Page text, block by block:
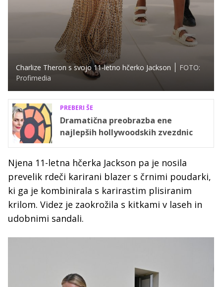
Charlize Theron s svojo 11-letno hčerko Jackson
FOTO:
Profimedia
PREBERI ŠE
Dramatična preobrazba ene
najlepših hollywoodskih zvezdnic
Njena 11-letna hčerka Jackson pa je nosila
prevelik rdeči karirani blazer s črnimi poudarki,
ki ga je kombinirala s karirastim plisiranim
krilom. Videz je zaokrožila s kitkami v laseh in
udobnimi sandali.